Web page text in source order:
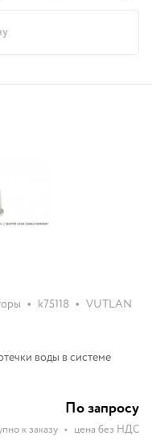
• k75118 • VUTLAN
воды в системе
По запросу
к заказу • цена без НДС